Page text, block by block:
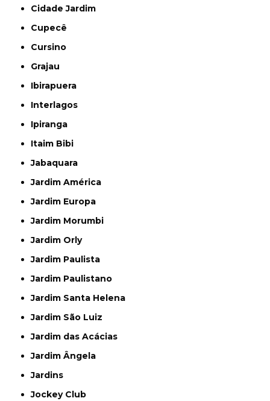
Cidade Jardim
Cupecê
Cursino
Grajau
Ibirapuera
Interlagos
Ipiranga
Itaim Bibi
Jabaquara
Jardim América
Jardim Europa
Jardim Morumbi
Jardim Orly
Jardim Paulista
Jardim Paulistano
Jardim Santa Helena
Jardim São Luiz
Jardim das Acácias
Jardim Ângela
Jardins
Jockey Club